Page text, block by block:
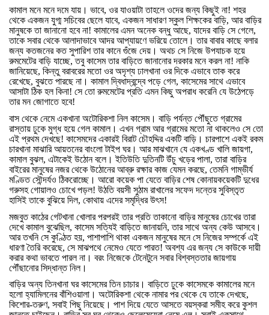
কামাল মনে মনে দমে যায়। ভাবে, ওর যাওয়াটা তাহলে ওদের জন্য কিছুই না! শহর
থেকে একজন যুগ্ম সচিবের ছেলে যাবে, একজন সাধারণ স্কুল শিক্ষকের বাড়ি, আর বাড়ির
মানুষকে তা জানানো হবে না! কামালের এমন অনেক বন্ধু আছে, যাদের বাড়ি সে গেলে,
তাকে সবার থেকে আলাদাভাবে আদর আপ্যায়ণে ভরিয়ে তোলে। তার বাবার কাছে বলার
জন্য কতজনের কত সুপারিশ তার কানে গুঁজে দেয়। অথচ সে নিজে উপযাচক হয়ে
রুমমেটের বাড়ি যাচ্ছে,তবু কাসেম তার বাড়িতে জানানোর দরকার মনে করল না! নাকি
জানিয়েছে, কিন্তু বরাবরের মতো ওর অদৃশ্য ঢালখানা ওর দিকে এভাবে তাক করে
রেখেছে, বুঝতে পারছে না। কামাল দ্বিধাদ্বন্দ্বে পড়ে গেল, কাসেমের সাথে এভাবে
আসাটা ঠিক হল কিনা! সে তো রুমমেটের প্রতি এমন কিছু অপরাধ করেনি যে উঠেপড়ে
তার মন জোগাতে হবে!
বাস থেকে নেমে একখানা অটোরিকশা নিল কাসেম। বাড়ি পর্যন্ত পৌঁছুতে গ্রামের
রাস্তায় ঢুকে মুগ্ধ হয়ে গেল কামাল। এখন গ্রাম আর গ্রামের মতো না থাকলেও সে তো
এই প্রথম দেখছে! কাসেমদের একারই বিরাট চৌহদ্দির একটি বাড়ি। চারপাশে একই রকম
চারখানা মাঝারি আয়তনের বাংলো টাইপ ঘর। আর মাঝখানে যে একখণ্ড খালি জায়গা,
কামাল বুঝল, এটাকেই উঠোন বলে। ইতিউতি দুতিনটি উঁচু খড়ের পালা,তারা বাড়ির
বাইরের মানুষের নজর থেকে উঠোনের আব্রু রক্ষার কাজ যেমন করছে, তেমনি গাম্ভীর্য
মণ্ডিত সৌন্দর্যও ঠিকরোচ্ছে। আরো কয়েক পা যেতে বাড়ির শেষ কোনায়কয়েকটি দুধের
গরুসহ গোয়ালও চোখে পড়ল! উঠতি বয়সী সুঠাম রাখালের সফেদ দন্তের সুবিস্তৃত
হাসিই তাকে বুঝিয়ে দিল, কোথায় এদের সমৃদ্ধির উৎস!
মজবুত কাঠের গেটখানা খোলার পরপরই তার প্রতি তাকানো বাড়ির মানুষের চোখের তারা
দেখে কামাল বুঝেছিল, কাসেম সত্যিই বাড়িতে জানায়নি,তার সাথে অন্য কেউ আসবে।
আর তখনি সে কুণ্ঠিত হয়, পাশাপাশি থাকা একজন মানুষের মনে সে নিজের সম্পর্কে এই
ধারণা তৈরি করেছে, সে মাঝপথে নেমেও যেতে পারত! অবশ্য এর জন্য সে কাউকে দায়ী
করার কথা ভাবতে পারল না। বরং নিজেকে টেনেটুনে সবার বিশ্বস্ততার জায়গায়
পৌঁছানোর সিদ্ধান্ত নিল।
বাড়ির অন্য তিনখানা ঘর কাসেমের তিন চাচার। বাড়িতে ঢুকে কাসেমকে কামালের মনে
হলো হ্যামিলনের বাঁশিওয়ালা। অটোরিকশা থেকে নামার পর থেকে যে তাকে দেখছে,
কিশোর-তরুণ, সবাই পিছু নিয়েছে। পাশ দিয়ে যেতে আসতে বয়স্করা সমীহ করে কুশল